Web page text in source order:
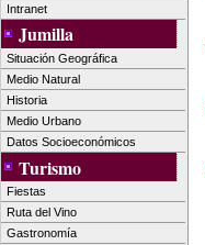
Intranet
Jumilla
Situación Geográfica
Medio Natural
Historia
Medio Urbano
Datos Socioeconómicos
Turismo
Fiestas
Ruta del Vino
Gastronomía